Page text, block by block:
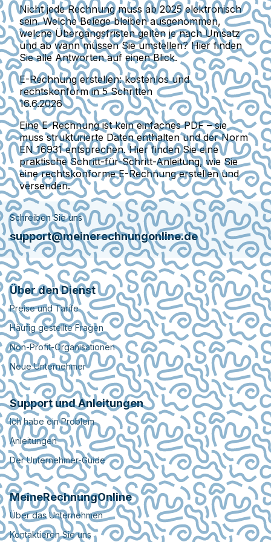
Nicht jede Rechnung muss ab 2025 elektronisch
sein. Welche Belege bleiben ausgenommen,
welche Übergangsfristen gelten je nach Umsatz
und ab wann müssen Sie umstellen? Hier finden
Sie alle Antworten auf einen Blick.
E-Rechnung erstellen: kostenlos und
rechtskonform in 5 Schritten
16.6.2026
Eine E-Rechnung ist kein einfaches PDF – sie
muss strukturierte Daten enthalten und der Norm
EN 16931 entsprechen. Hier finden Sie eine
praktische Schritt-für-Schritt-Anleitung, wie Sie
eine rechtskonforme E-Rechnung erstellen und
versenden.
Schreiben Sie uns
support@meinerechnungonline.de
Über den Dienst
Preise und Tarife
Häufig gestellte Fragen
Non-Profit-Organisationen
Neue Unternehmer
Support und Anleitungen
Ich habe ein Problem
Anleitungen
Der Unternehmer-Guide
MeineRechnungOnline
Über das Unternehmen
Kontaktieren Sie uns